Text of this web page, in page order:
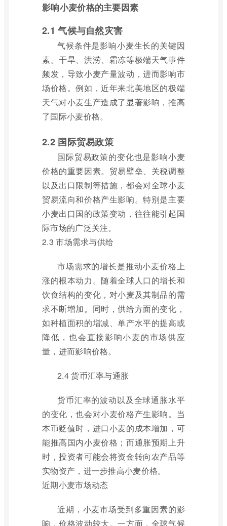
影响小麦价格的主要因素
2.1 气候与自然灾害
气候条件是影响小麦生长的关键因
素。干旱、洪涝、霜冻等极端天气事件
频发，导致小麦产量波动，进而影响市
场价格。例如，近年来北美地区的极端
天气对小麦生产造成了显著影响，推高
了国际小麦价格。
2.2 国际贸易政策
国际贸易政策的变化也是影响小麦
价格的重要因素。贸易壁垒、关税调整
以及出口限制等措施，都会对全球小麦
贸易流向和价格产生影响。特别是主要
小麦出口国的政策变动，往往能引起国
际市场的广泛关注。
2.3 市场需求与供给
市场需求的增长是推动小麦价格上
涨的根本动力。随着全球人口的增长和
饮食结构的变化，对小麦及其制品的需
求不断增加。同时，供给方面的变化，
如种植面积的增减、单产水平的提高或
降低，也会直接影响小麦的市场供应
量，进而影响价格。
2.4 货币汇率与通胀
货币汇率的波动以及全球通胀水平
的变化，也会对小麦价格产生影响。当
本币贬值时，进口小麦的成本增加，可
能推高国内小麦价格；而通胀预期上升
时，投资者可能会将资金转向农产品等
实物资产，进一步推高小麦价格。
近期小麦市场动态
近期，小麦市场受到多重因素的影
响，价格波动较大。一方面，全球气候